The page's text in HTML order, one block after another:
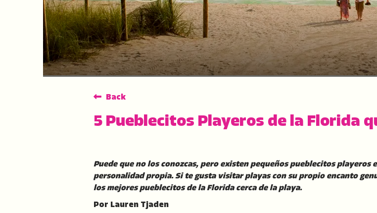
Back
5 Pueblecitos Playeros de la Florida
Puede que no los conozcas, pero existen pequeños pueblecitos playeros
personalidad propia. Si te gusta visitar playas con su propio encanto
los mejores pueblecitos de la Florida cerca de la playa.
Por Lauren Tjaden